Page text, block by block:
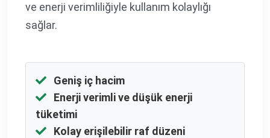
ve enerji verimliliğiyle kullanım kolaylığı
sağlar.
Geniş iç hacim
Enerji verimli ve düşük enerji
tüketimi
Kolay erişilebilir raf düzeni